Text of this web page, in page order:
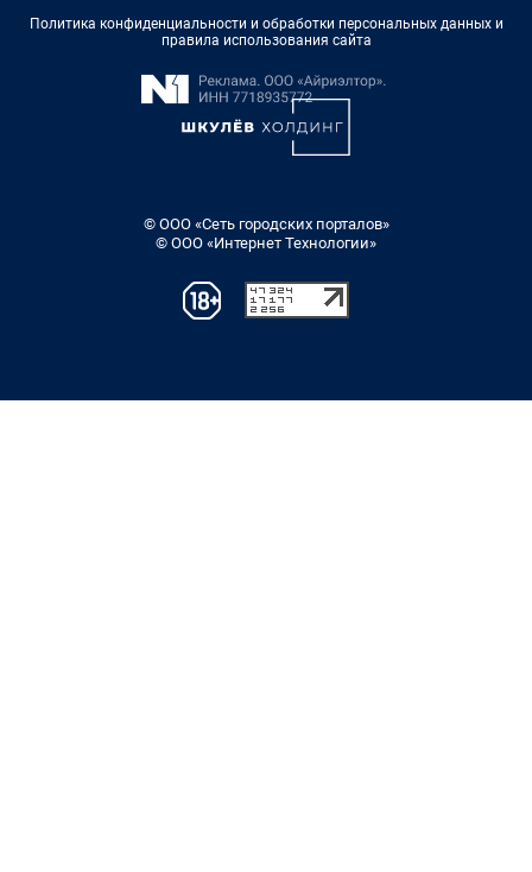
Политика конфиденциальности и обработки персональных данных и
правила использования сайта
© ООО «Сеть городских порталов»
© ООО «Интернет Технологии»